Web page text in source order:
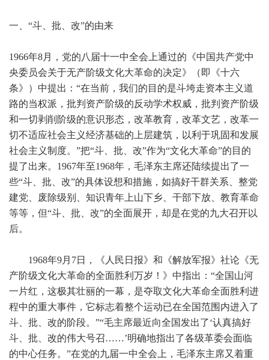
一、“斗、批、改”的由来
1966年8月，党的八届十一中全会上通过的《中国共产党中
央委员会关于无产阶级文化大革命的决定》（即《十六
条》）中提出：“在当前，我们的目的是斗垮走资本主义道
路的当权派，批判资产阶级的反动学术权威，批判资产阶级
和一切剥削阶级的意识形态，改革教育，改革文艺，改革一
切不适应社会主义经济基础的上层建筑，以利于巩固和发展
社会主义制度。”把“斗、批、改”作为“文化大革命”的目的
提了出来。1967年至1968年，毛泽东主席还陆续提出了一
些“斗、批、改”的具体设想和措施，如搞好干群关系、整党
建党、废除级别、知识青年上山下乡、干部下放、教育革命
等等，但“斗、批、改”的全面展开，却是在党的九大召开以
后。
1968年9月7日，《人民日报》和《解放军报》社论《无
产阶级文化大革命的全面胜利万岁！》中指出：“全国山河
一片红，这极其壮丽的一幕，是夺取文化大革命全面胜利进
程中的重大事件，它标志着整个运动已在全国范围内进入了
斗、批、改的阶段。”“毛主席最近向全国发出了‘认真搞好
斗、批、改的伟大号召……’明确地指出了各级革委会面临
的中心任务。”在党的九届一中全会上，毛泽东主席又着重